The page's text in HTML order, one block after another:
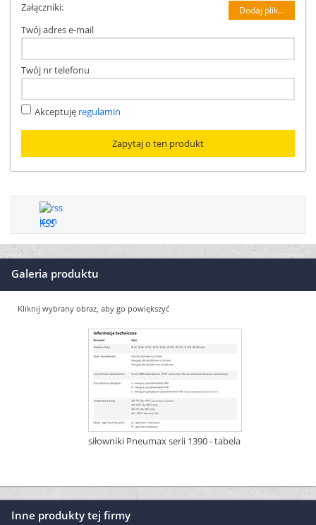
Załączniki: Dodaj plik...
Twój adres e-mail
Twój nr telefonu
Akceptuję regulamin
RSS
Galeria produktu
Kliknij wybrany obraz, aby go powiększyć
siłowniki Pneumax serii 1390 - tabela
Inne produkty tej firmy